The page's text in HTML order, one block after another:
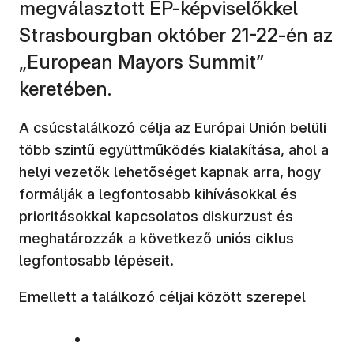
megválasztott EP-képviselőkkel
Strasbourgban október 21-22-én az
„European Mayors Summit”
keretében.
A csúcstalálkozó célja az Európai Unión belüli
több szintű együttműködés kialakítása, ahol a
helyi vezetők lehetőséget kapnak arra, hogy
formálják a legfontosabb kihívásokkal és
prioritásokkal kapcsolatos diskurzust és
meghatározzák a következő uniós ciklus
legfontosabb lépéseit.
Emellett a találkozó céljai között szerepel